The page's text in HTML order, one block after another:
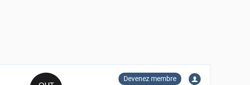
Devenez membre